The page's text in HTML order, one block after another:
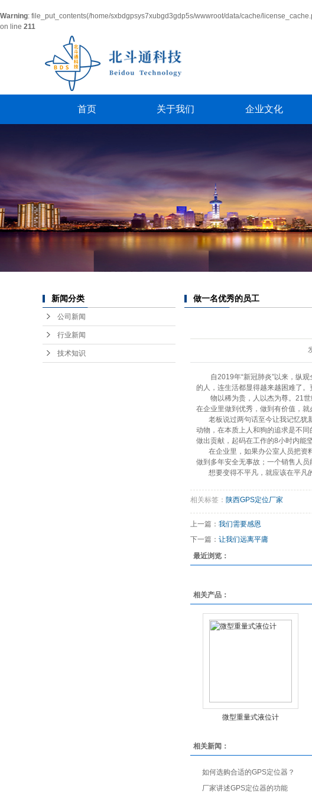
Warning: file_put_contents(/home/sxbdgpsys7xubgd3gdp5s/wwwroot/data/cache/
on line 211
首页 关于我们
经理致词
联系我们
企业文化
新闻分类
公司新闻
行业新闻
技术知识
做一名优秀的员工
自2019年“新冠肺炎”以来，纵观
的人，连生活都显得越来越困难了
物以稀为贵，人以杰为尊。21世
在企业里做到优秀，做到有价值，就
老板说过两句话至今让我记忆犹
动物，在本质上人和狗的追求是不
做出贡献，起码在工作的8小时内能
在企业里，如果办公室人员把资
做到多年安全无事故；一个销售人员
想要变得不平凡，就应该在平凡
相关标签： 陕西GPS定位厂家
上一篇： 我们需要感恩
下一篇： 让我们远离平庸
最近浏览：
相关产品：
微型重量式液位计
相关新闻：
如何选购合适的GPS定位器？
厂家讲述GPS定位器的功能